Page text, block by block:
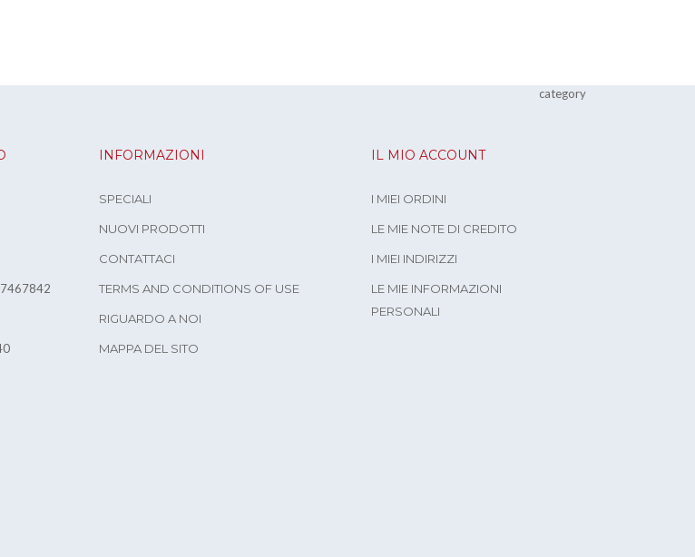
INFORMAZIONI
SPECIALI
NUOVI PRODOTTI
CONTATTACI
TERMS AND CONDITIONS OF USE
RIGUARDO A NOI
MAPPA DEL SITO
IL MIO ACCOUNT
I MIEI ORDINI
LE MIE NOTE DI CREDITO
I MIEI INDIRIZZI
LE MIE INFORMAZIONI
PERSONALI
category